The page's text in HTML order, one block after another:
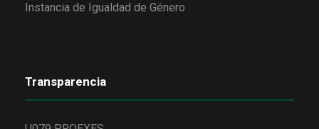
Instancia de Igualdad de Género
Transparencia